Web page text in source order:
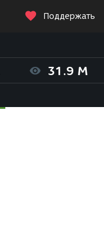
Поддержать
31.9 M